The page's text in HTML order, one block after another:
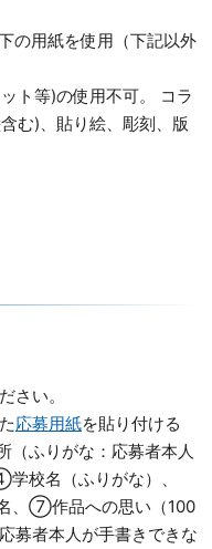
の用紙を使用（下記以外
ト等)の使用不可。 コラ
む)、貼り絵、彫刻、版
さい。
応募用紙を貼り付ける
ふりがな：応募者本人
校名（ふりがな）、
、⑦作品への思い（100
募者本人が手書きできな